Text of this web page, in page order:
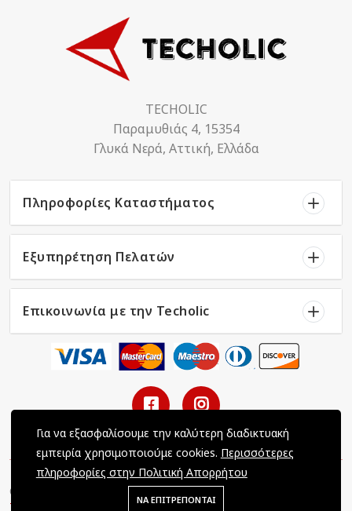
TECHOLIC
Παραμυθιάς 4, 15354
Γλυκά Νερά, Αττική, Ελλάδα
Πληροφορίες Καταστήματος
Εξυπηρέτηση Πελατών
Επικοινωνία με την Techolic
Copyright © 2022 Techolic / All Rights Reserved / Powered by
Tec-Dynamics LTD
Για να εξασφαλίσουμε την καλύτερη διαδικτυακή
εμπειρία χρησιμοποιούμε cookies. Περισσότερες
πληροφορίες στην Πολιτική Απορρήτου
ΝΑ ΕΠΙΤΡΕΠΟΝΤΑΙ